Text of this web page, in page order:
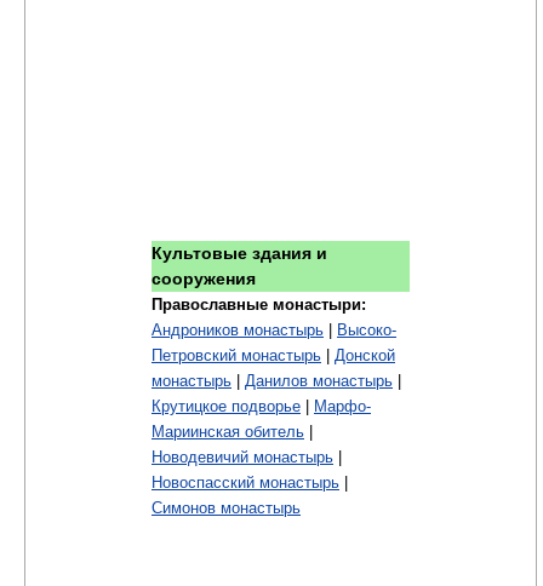
Культовые здания и
сооружения
Православные монастыри:
Андроников монастырь | Высоко-
Петровский монастырь | Донской
монастырь | Данилов монастырь |
Крутицкое подворье | Марфо-
Мариинская обитель |
Новодевичий монастырь |
Новоспасский монастырь |
Симонов монастырь